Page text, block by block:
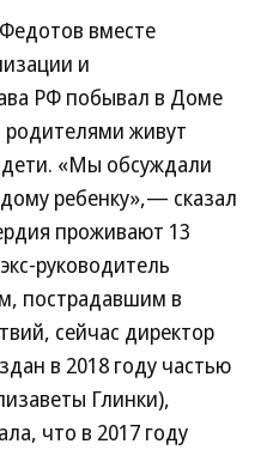
вместе
и
РФ побывал в Доме
родителями живут
«Мы обсуждали
ребенку»,— сказал
проживают 13
руководитель
пострадавшим в
сейчас директор
в 2018 году частью
Глинки),
что в 2017 году